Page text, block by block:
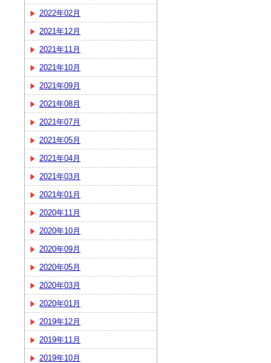
2022年02月
2021年12月
2021年11月
2021年10月
2021年09月
2021年08月
2021年07月
2021年05月
2021年04月
2021年03月
2021年01月
2020年11月
2020年10月
2020年09月
2020年05月
2020年03月
2020年01月
2019年12月
2019年11月
2019年10月